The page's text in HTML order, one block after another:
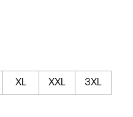
XL XXL 3XL